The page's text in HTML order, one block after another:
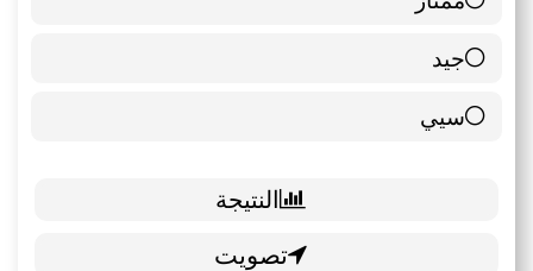
جيد
0 ( 0 % )
سيي
1 ( 14.29 % )